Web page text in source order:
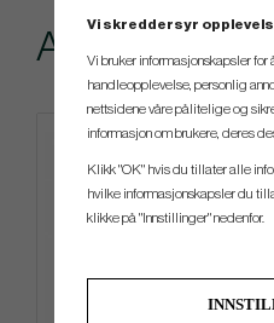
Andre kjøpte
Vi skreddersyr
Vi bruker informasjonskapsler
handleopplevelse, personlig
nettsidene våre pålitelige og
informasjon om brukere, deres
Klikk "OK" hvis du tillater alle
hvilke informasjonskapsler du
klikke på "Innstillinger" nedenfor.